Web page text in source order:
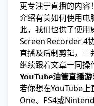
更专注于直播的内容
介绍有关如何使用电
此，我们也供了使用
Screen Recorder 4
直播及后制剪辑，一
继续跟着文章一同操
YouTube油管直播游
若你想在YouTube
One、PS4或